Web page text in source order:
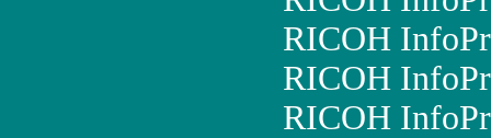
RICOH
RICOH
RICOH